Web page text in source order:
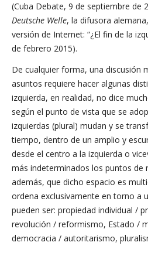
(Cuba Debate, 9 de septiembre de
Deutsche Welle, la difusora
versión de Internet: “¿El fin de la
de febrero 2015).
De cualquier forma, una discusión
asuntos requiere hacer algunas
izquierda, en realidad, no dice
según el punto de vista que se
izquierdas (plural) mudan y se
tiempo, dentro de un amplio y
desde el centro a la izquierda o
más indeterminados los puntos de
además, que dicho espacio es
ordena exclusivamente en torno a
pueden ser: propiedad individual /
revolución / reformismo, Estado /
democracia / autoritarismo,